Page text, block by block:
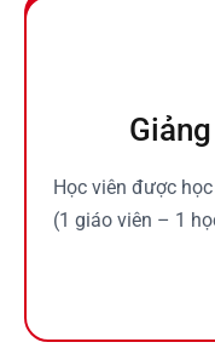
Học viên được
(1 giáo viên – 1